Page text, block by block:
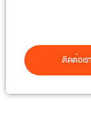
ติดต่อเรา